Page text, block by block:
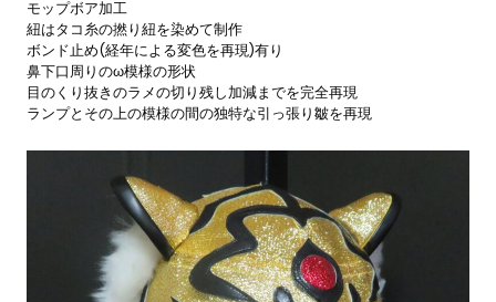
モップボア加工
紐はタコ糸の撚り紐を染めて制作
ボンド止め(経年による変色を再現)有り
鼻下口周りのω模様の形状
目のくり抜きのラメの切り残し加減までを完全再現
ランプとその上の模様の間の独特な引っ張り皺を再現